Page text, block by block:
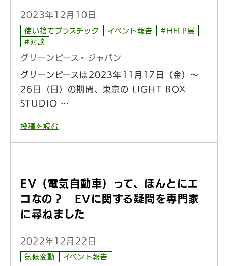
2023年12月10日
使い捨てプラスチック イベント報告
#HELP展
#対談
グリーンピース・ジャパン
グリーンピースは2023年11月17日（金）〜
26日（日）の期間、東京の LIGHT BOX
STUDIO …
投稿を読む
EV（電気自動車）って、ほんとにエ
コなの？ EVに関する疑問を専門家
に尋ねました
2022年12月22日
気候変動 イベント報告